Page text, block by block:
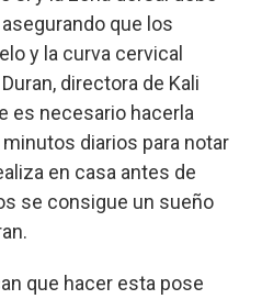
que los
y la curva cervical
directora de Kali
es necesario hacerla
diarios para notar
en casa antes de
se consigue un sueño
que hacer esta pose